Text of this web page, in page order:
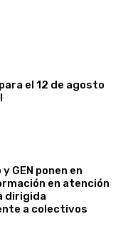
el 12 de agosto
GEN ponen en
en atención
dirigida
a colectivos